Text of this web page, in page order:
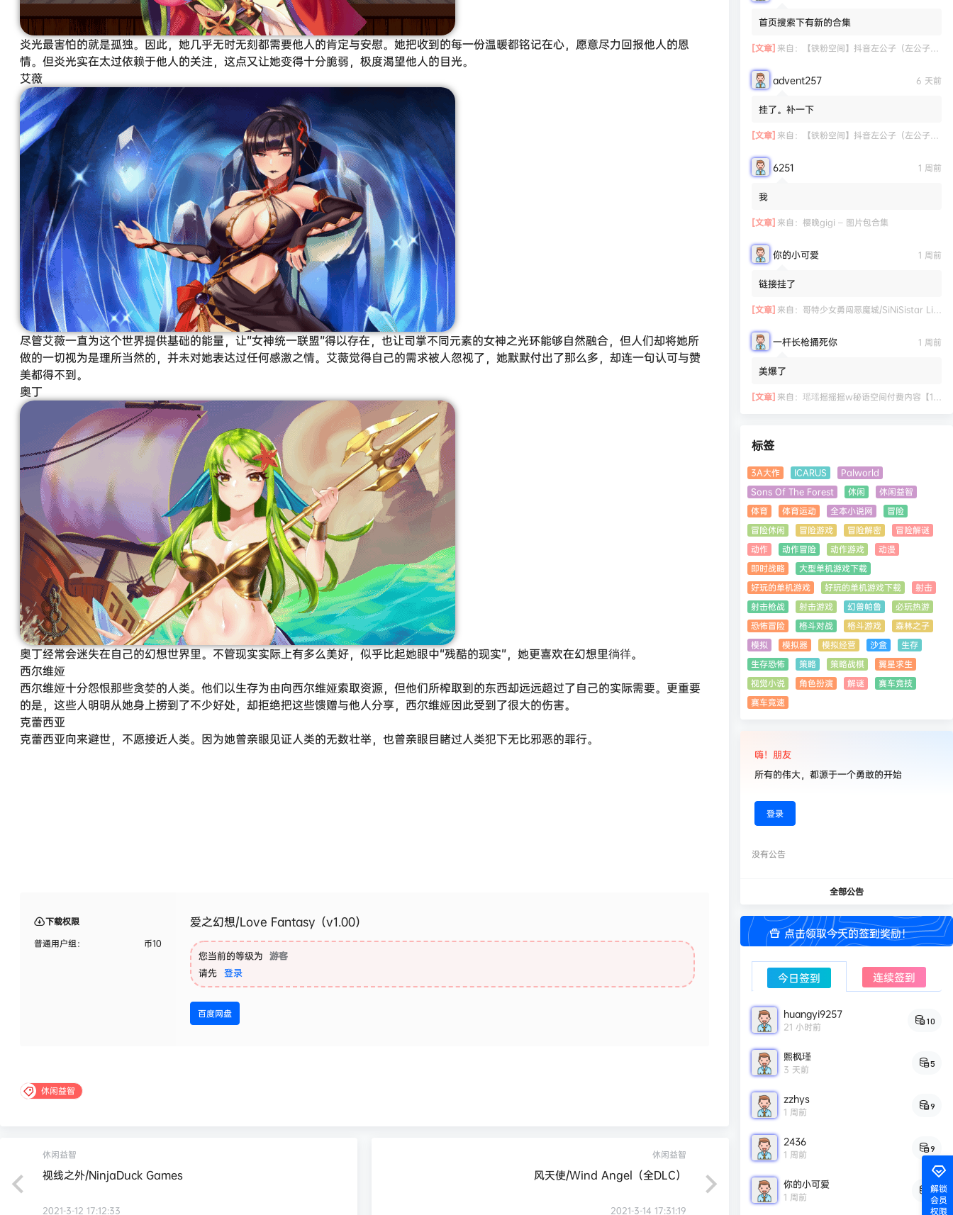
炎光最害怕的就是孤独。因此，她几乎无时无刻都需要他人的肯定与安慰。她把收到的每一份温暖都铭记在心，愿意尽力回报他人的恩
情。但炎光实在太过依赖于他人的关注，这点又让她变得十分脆弱，极度渴望他人的目光。
艾薇
尽管艾薇一直为这个世界提供基础的能量，让“女神统一联盟”得以存在，也让司掌不同元素的女神之光环能够自然融合，但人们却将她所
做的一切视为是理所当然的，并未对她表达过任何感激之情。艾薇觉得自己的需求被人忽视了，她默默付出了那么多，却连一句认可与赞
美都得不到。
奥丁
奥丁经常会迷失在自己的幻想世界里。不管现实实际上有多么美好，似乎比起她眼中“残酷的现实”，她更喜欢在幻想里徜徉。
西尔维娅
西尔维娅十分怨恨那些贪婪的人类。他们以生存为由向西尔维娅索取资源，但他们所榨取到的东西却远远超过了自己的实际需要。更重要
的是，这些人明明从她身上捞到了不少好处，却拒绝把这些馈赠与他人分享，西尔维娅因此受到了很大的伤害。
克蕾西亚
克蕾西亚向来避世，不愿接近人类。因为她曾亲眼见证人类的无数壮举，也曾亲眼目睹过人类犯下无比邪恶的罪行。
下载权限
普通用户组：
币10
爱之幻想/Love Fantasy（v1.00）
您当前的等级为 游客
请先 登录
百度网盘
休闲益智
休闲益智
视线之外/NinjaDuck Games
2021-3-12 17:12:33
休闲益智
风天使/Wind Angel（全DLC）
2021-3-14 17:31:19
首页搜索下有新的合集
[文章] 来自： 【铁粉空间】抖音左公子（左公子666）合集【2063P 181V】
advent257 6 天前
挂了。补一下
[文章] 来自： 【铁粉空间】抖音左公子（左公子666）合集【2063P 181V】
6251 1 周前
我
[文章] 来自： 樱晚gigi – 图片包合集
你的小可爱 1 周前
链接挂了
[文章] 来自： 哥特少女勇闯恶魔城/SiNiSistar Lite Version（Build.7793201+DLC+通关档）
一杆长枪捅死你 1 周前
美爆了
[文章] 来自： 瑶瑶摇摇摇w秘语空间付费内容【11.06】
标签
3A大作 ICARUS
Palworld
Sons Of The Forest
休闲
休闲益智
体育
体育运动 全本小说网
冒险
冒险休闲
冒险游戏 冒险解密
冒险解谜
动作
动作冒险 动作游戏
动漫
即时战略
大型单机游戏下载
好玩的单机游戏
好玩的单机游戏下载
射击
射击枪战
射击游戏 幻兽帕鲁
必玩热游
恐怖冒险
格斗对战 格斗游戏
森林之子
模拟
模拟器 模拟经营 沙盒
生存
生存恐怖
策略 策略战棋
翼星求生
视觉小说
角色扮演 解谜
赛车竞技
赛车竞速
嗨！朋友
所有的伟大，都源于一个勇敢的开始
登录
没有公告
全部公告
点击领取今天的签到奖励！
今日签到 连续签到
huangyi9257
21 小时前 10
熙枫瑾
3 天前 5
zzhys
1 周前 9
2436
1 周前 9
你的小可爱
1 周前 8
解锁
会员
权限